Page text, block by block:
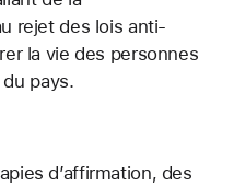
rejet des lois anti-
la vie des personnes
du pays.
d’affirmation, des